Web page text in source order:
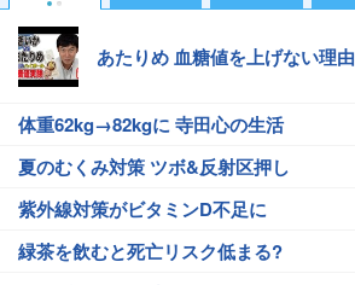
あたりめ 血糖値を上げない理由
体重62kg→82kgに 寺田心の生活
夏のむくみ対策 ツボ&反射区押し
紫外線対策がビタミンD不足に
緑茶を飲むと死亡リスク低まる?